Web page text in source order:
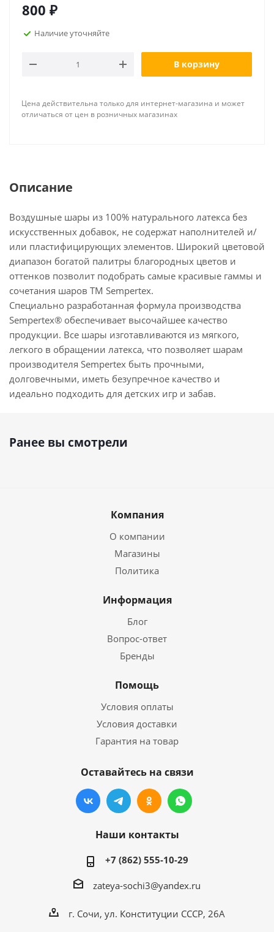
800 ₽
Наличие уточняйте
В корзину
Цена действительна только для интернет-магазина и может
отличаться от цен в розничных магазинах
Описание
Воздушные шары из 100% натурального латекса без
искусственных добавок, не содержат наполнителей и/
или пластифицирующих элементов. Широкий цветовой
диапазон богатой палитры благородных цветов и
оттенков позволит подобрать самые красивые гаммы и
сочетания шаров ТМ Sempertex.
Специально разработанная формула производства
Sempertex® обеспечивает высочайшее качество
продукции. Все шары изготавливаются из мягкого,
легкого в обращении латекса, что позволяет шарам
производителя Sempertex быть прочными,
долговечными, иметь безупречное качество и
идеально подходить для детских игр и забав.
Ранее вы смотрели
Компания
О компании
Магазины
Политика
Информация
Блог
Вопрос-ответ
Бренды
Помощь
Условия оплаты
Условия доставки
Гарантия на товар
Оставайтесь на связи
Наши контакты
+7 (862) 555-10-29
zateya-sochi3@yandex.ru
г. Сочи, ул. Конституции СССР, 26А